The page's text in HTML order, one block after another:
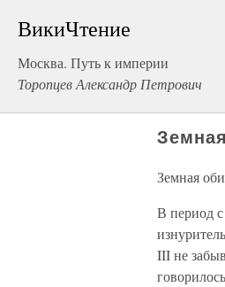
ВикиЧтение
Москва. Путь к империи
Торопцев Александр Петрович
Земная
В период
III не